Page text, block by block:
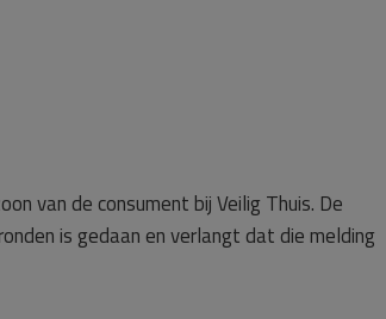
van de consument bij Veilig Thuis. De
is gedaan en verlangt dat die melding